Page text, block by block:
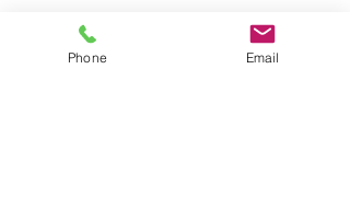
Phone Email